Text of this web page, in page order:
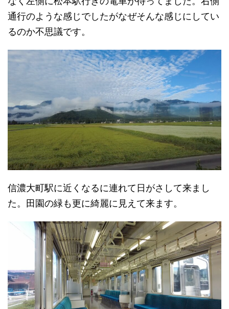
通行のような感じでしたがなぜそんな感じにしてい
るのか不思議です。
信濃大町駅に近くなるに連れて日がさして来まし
た。田園の緑も更に綺麗に見えて来ます。